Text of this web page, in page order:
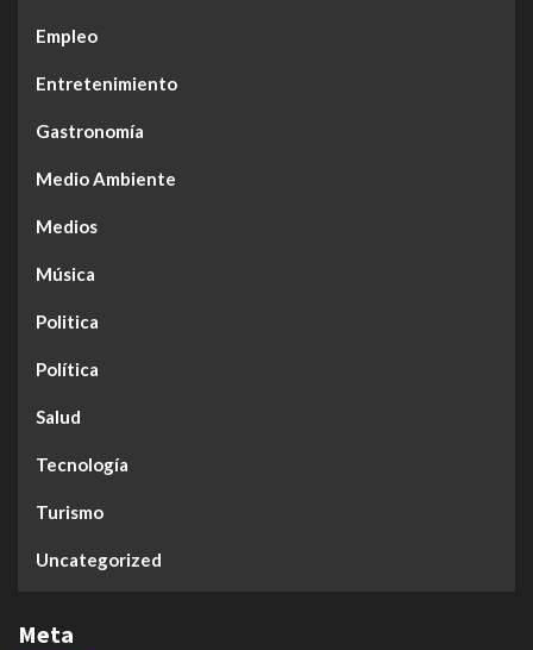
Empleo
Entretenimiento
Gastronomía
Medio Ambiente
Medios
Música
Politica
Política
Salud
Tecnología
Turismo
Uncategorized
Meta